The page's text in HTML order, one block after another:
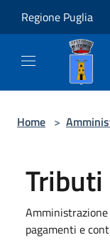
Regione Puglia
Home >
Tributi
pagamenti e